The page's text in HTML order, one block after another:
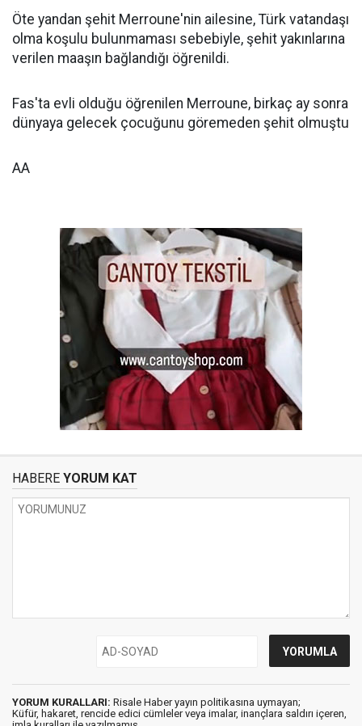
Öte yandan şehit Merroune'nin ailesine, Türk vatandaşı
olma koşulu bulunmaması sebebiyle, şehit yakınlarına
verilen maaşın bağlandığı öğrenildi.
Fas'ta evli olduğu öğrenilen Merroune, birkaç ay sonra
dünyaya gelecek çocuğunu göremeden şehit olmuştu
AA
HABERE YORUM KAT
YORUM KURALLARI: Risale Haber yayın politikasına uymayan;
Küfür, hakaret, rencide edici cümleler veya imalar, inançlara saldırı içeren,